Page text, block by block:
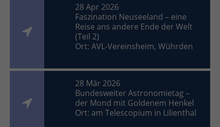
28 Apr 2026
Faszination Neuseeland – eine
Reise ans andere Ende der Welt
(Teil 2)
Ort: AVL-Vereinsheim, Wührden
28 Mär 2026
Bundesweiter Astronomietag –
der Mond mit Goldenem Henkel
Ort: am Telescopium in Lilienthal